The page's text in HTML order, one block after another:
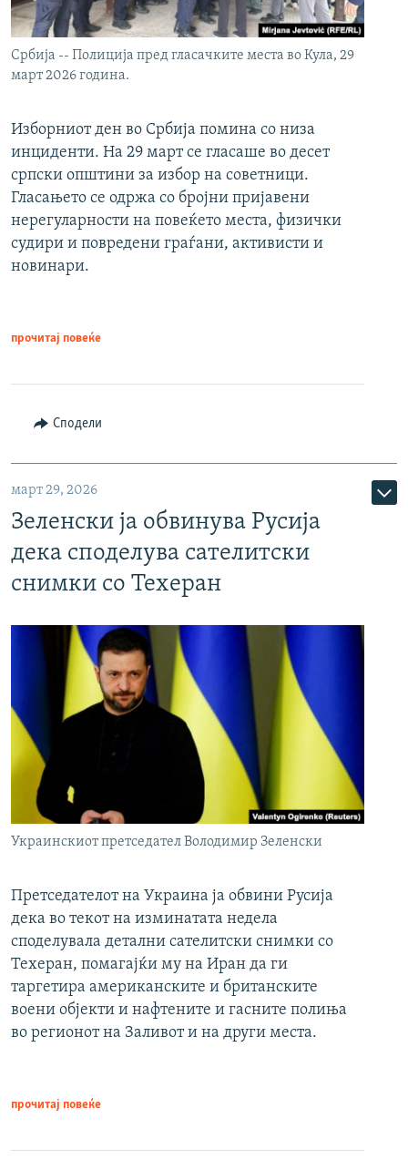
Србија -- Полиција пред гласачките места во Кула, 29
март 2026 година.
Изборниот ден во Србија помина со низа
инциденти. На 29 март се гласаше во десет
српски општини за избор на советници.
Гласањето се одржа со бројни пријавени
нерегуларности на повеќето места, физички
судири и повредени граѓани, активисти и
новинари.
прочитај повеќе
Сподели
март 29, 2026
Зеленски ја обвинува Русија
дека споделува сателитски
снимки со Техеран
Украинскиот претседател Володимир Зеленски
Претседателот на Украина ја обвини Русија
дека во текот на изминатата недела
споделувала детални сателитски снимки со
Техеран, помагајќи му на Иран да ги
таргетира американските и британските
воени објекти и нафтените и гасните полиња
во регионот на Заливот и на други места.
прочитај повеќе